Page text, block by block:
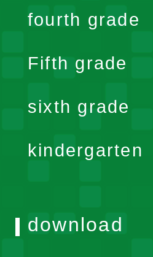
fourth grade
Fifth grade
sixth grade
kindergarten
download